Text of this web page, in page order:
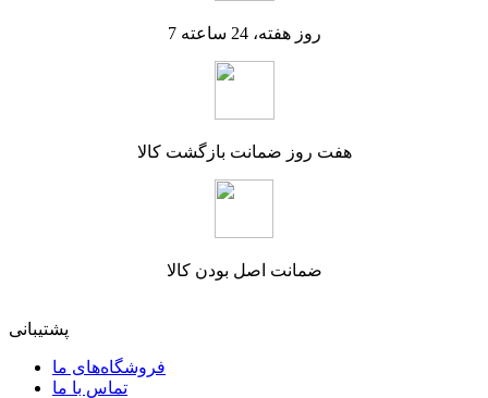
7 روز هفته، 24 ساعته
هفت روز ضمانت بازگشت کالا
ضمانت اصل بودن کالا
پشتیبانی
فروشگاه‌های ما
تماس با ما